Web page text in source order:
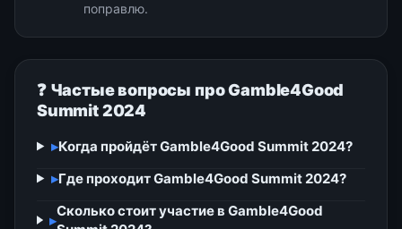
поправлю.
❓ Частые вопросы про Gamble4Good
Summit 2024
▸Когда пройдёт Gamble4Good Summit 2024?
▸Где проходит Gamble4Good Summit 2024?
▸
Сколько стоит участие в Gamble4Good